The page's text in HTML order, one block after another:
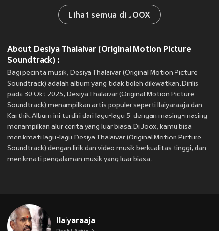
Lihat semua di JOOX
About Desiya Thalaivar (Original Motion Picture
Soundtrack) :
Bagi pecinta musik, Desiya Thalaivar (Original Motion Picture
Soundtrack) adalah album yang tidak boleh dilewatkan.Dirilis
pada 30 Okt 2025, Desiya Thalaivar (Original Motion Picture
Soundtrack) menampilkan artis populer seperti Ilaiyaraaja dan
Karthik.Album ini terdiri dari lagu-lagu 5, dengan masing-masing
menampilkan alur cerita yang luar biasa.Di Joox, kamu bisa
menikmati lagu-lagu Desiya Thalaivar (Original Motion Picture
Soundtrack) dengan lirik dan video musik berkualitas tinggi, dan
menikmati pengalaman musik yang luar biasa.
Ilaiyaraaja